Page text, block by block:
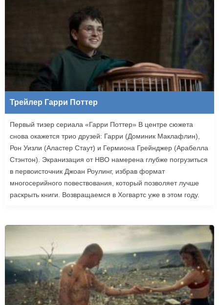
Трейлер Гарри Поттер
Первый тизер сериала «Гарри Поттер» В центре сюжета
снова окажется трио друзей: Гарри (Доминик Маклафлин),
Рон Уизли (Аластер Стаут) и Гермиона Грейнджер (Арабелла
Стэнтон). Экранизация от HBO намерена глубже погрузиться
в первоисточник Джоан Роулинг, избрав формат
многосерийного повествования, который позволяет лучше
раскрыть книги. Возвращаемся в Хогвартс уже в этом году.